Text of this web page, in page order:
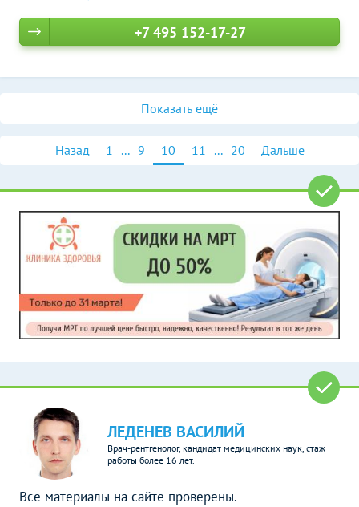
+7 495 152-17-27
Показать ещё
Назад 1 ... 9 10 11 ... 20 Дальше
ЛЕДЕНЕВ ВАСИЛИЙ
Врач-рентгенолог, кандидат медицинских наук, стаж
работы более 16 лет.
Все материалы на сайте проверены.